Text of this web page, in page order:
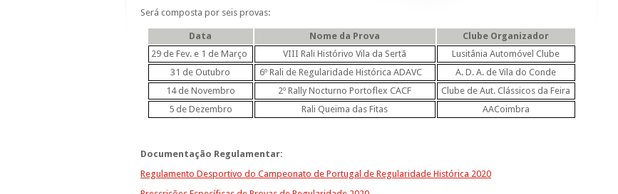
Será composta por seis provas:
Data Nome da Prova
Clube Organizador
29 de Fev. e 1 de Março
VIII Rali Histórivo Vila da Sertã
Lusitânia Automóvel Clube
31 de Outubro
6º Rali de Regularidade Histórica ADAVC
A. D. A. de Vila do Conde
14 de Novembro
2º Rally Nocturno Portoflex CACF
Clube de Aut. Clássicos da Feira
5 de Dezembro
Rali Queima das Fitas AACoimbra
Documentação Regulamentar:
Regulamento Desportivo do Campeonato de Portugal de Regularidade Histórica 2020